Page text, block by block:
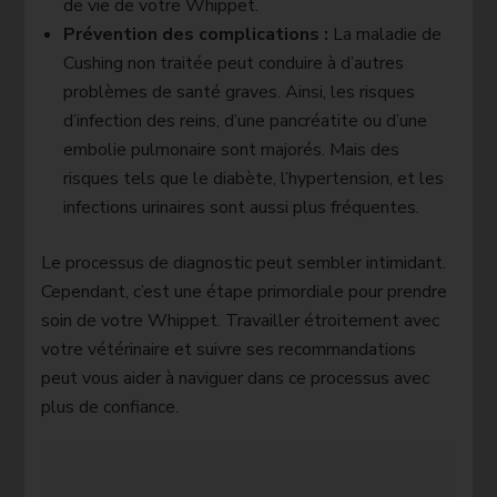
de vie de votre Whippet.
Prévention des complications : La maladie de
Cushing non traitée peut conduire à d’autres
problèmes de santé graves. Ainsi, les risques
d’infection des reins, d’une pancréatite ou d’une
embolie pulmonaire sont majorés. Mais des
risques tels que le diabète, l’hypertension, et les
infections urinaires sont aussi plus fréquentes.
Le processus de diagnostic peut sembler intimidant.
Cependant, c’est une étape primordiale pour prendre
soin de votre Whippet. Travailler étroitement avec
votre vétérinaire et suivre ses recommandations
peut vous aider à naviguer dans ce processus avec
plus de confiance.